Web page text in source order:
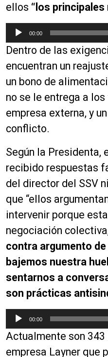
ellos “los principales
e
p
r
d
u
c
o
r
d
e
a
d
i
o
00:00
Dentro de las
encuentran un
un bono de
no se le entrega a
empresa externa, y
conflicto.
Según la Presidenta,
recibido respuestas
del director del SSV
que “ellos
intervenir porque
negociación
contra argumento
bajemos nuestra
sentarnos a
son prácticas
e
p
r
00:00
Actualmente son
empresa Layner que